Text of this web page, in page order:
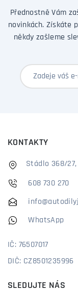
Přednostně Vám
novinkách. Získáte
někdy zašleme
KONTAKTY
Stádlo 368/
608 730 270
WhatsApp
IČ: 76507017
DIČ: CZ8501235996
SLEDUJTE NÁS